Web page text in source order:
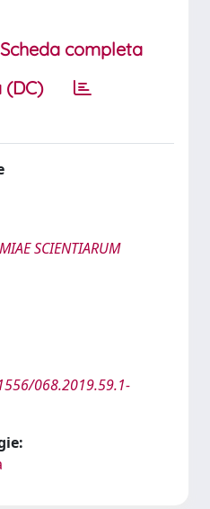
Scheda completa
(DC)
SCIENTIARUM
068.2019.59.1-